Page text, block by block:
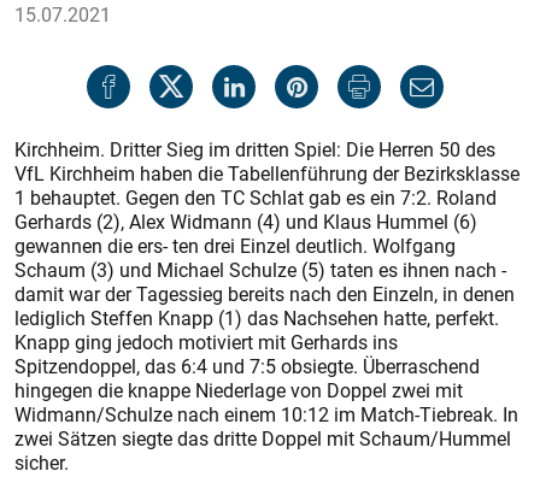
15.07.2021
Kirchheim. Dritter Sieg im dritten Spiel: Die Herren 50 des
VfL Kirchheim haben die Tabellenführung der Bezirksklasse
1 behauptet. Gegen den TC Schlat gab es ein 7:2. Roland
Gerhards (2), Alex Widmann (4) und Klaus Hummel (6)
gewannen die ers- ten drei Einzel deutlich. Wolfgang
Schaum (3) und Michael Schulze (5) taten es ihnen nach -
damit war der Tagessieg bereits nach den Einzeln, in denen
lediglich Steffen Knapp (1) das Nachsehen hatte, perfekt.
Knapp ging jedoch motiviert mit Gerhards ins
Spitzendoppel, das 6:4 und 7:5 obsiegte. Überraschend
hingegen die knappe Niederlage von Doppel zwei mit
Widmann/Schulze nach einem 10:12 im Match-Tiebreak. In
zwei Sätzen siegte das dritte Doppel mit Schaum/Hummel
sicher.